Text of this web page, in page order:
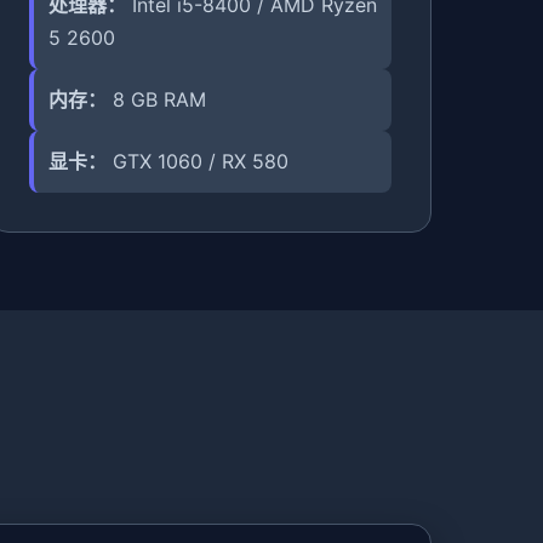
处理器：
Intel i5-8400 / AMD Ryzen
5 2600
内存： 8 GB RAM
显卡： GTX 1060 / RX 580